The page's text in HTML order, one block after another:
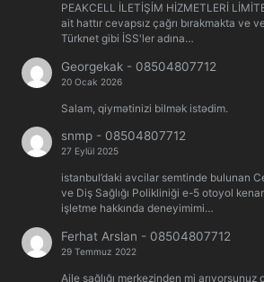
PEAKCELL İLETİŞİM HİZMETLERİ
ait hattır cevapsız çağrı bırakmakta ve
Türknet gibi İSS'ler adına…
Georgekak - 08504807712
20 Ocak 2026
Salam, qiymətinizi bilmək istədim.
snmp - 08504807712
27 Eylül 2025
istanbul’daki avcilar semtinde bulunan
ve Diş Sağlığı Polikliniği e-5 otoyol
işletme hakkında deneyimimi…
Ferhat Arslan - 08504807712
29 Temmuz 2022
Aile sağlığı merkezinden mi arıyorsunuz